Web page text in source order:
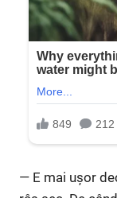
— E mai ușor